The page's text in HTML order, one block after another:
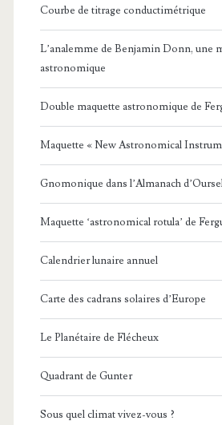
Courbe de titrage conductimétrique
L’analemme de Benjamin Donn, une
astronomique
Double maquette astronomique de
Maquette « New Astronomical
Gnomonique dans l’Almanach
Maquette ‘astronomical rotula’ de
Calendrier lunaire annuel
Carte des cadrans solaires d’Europe
Le Planétaire de Flécheux
Quadrant de Gunter
Sous quel climat vivez-vous ?